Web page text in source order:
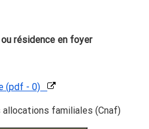
résidence en foyer
(pdf - 0)
familiales (Cnaf)